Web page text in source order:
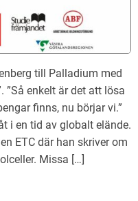
till Palladium med
”Så enkelt är det att lösa
finns, nu börjar vi.”
i en tid av globalt elände.
ETC där han skriver om
Missa […]